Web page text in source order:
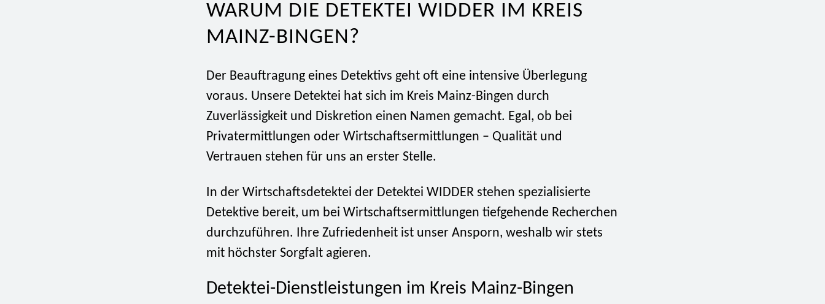
WARUM DIE DETEKTEI WIDDER IM KREIS
MAINZ-BINGEN?
Der Beauftragung eines Detektivs geht oft eine intensive Überlegung
voraus. Unsere Detektei hat sich im Kreis Mainz-Bingen durch
Zuverlässigkeit und Diskretion einen Namen gemacht. Egal, ob bei
Privatermittlungen oder Wirtschaftsermittlungen – Qualität und
Vertrauen stehen für uns an erster Stelle.
In der Wirtschaftsdetektei der Detektei WIDDER stehen spezialisierte
Detektive bereit, um bei Wirtschaftsermittlungen tiefgehende Recherchen
durchzuführen. Ihre Zufriedenheit ist unser Ansporn, weshalb wir stets
mit höchster Sorgfalt agieren.
Detektei-Dienstleistungen im Kreis Mainz-Bingen